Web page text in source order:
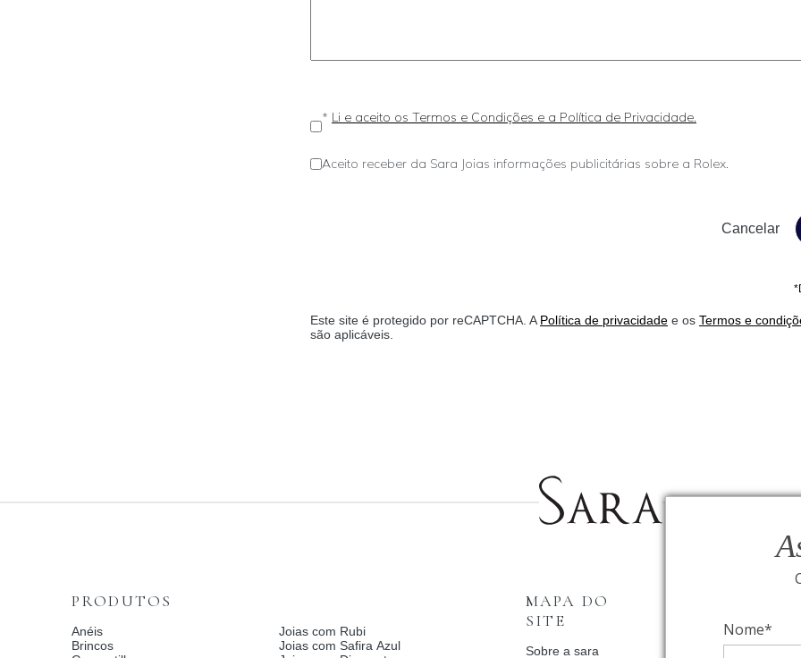
Nome*
* Li e aceito os Termos e Condições e a Política de Privacidade.
Aceito receber da Sara Joias informações publicitárias sobre a Rolex.
Este site é protegido por reCAPTCHA. APolítica de privacidade e os Termos e
são aplicáveis.
Fale Conosco
Relógios BVLGARI
MAPA DO
SITE
Sobre a sara
PRODUTOS
Anéis
Brincos
Joias com Rubi
Joias com Safira Azul